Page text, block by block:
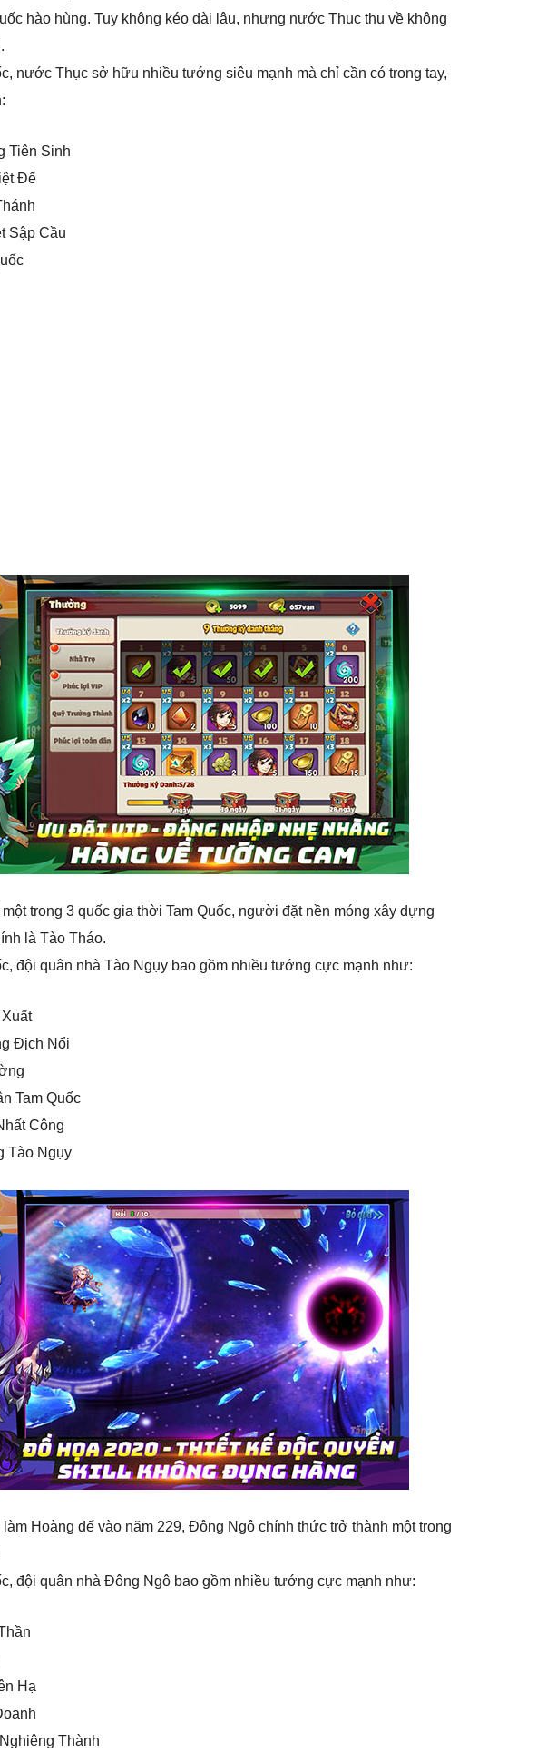
hào hùng. Tuy không kéo dài lâu, nhưng nước Thục thu về không
nước Thục sở hữu nhiều tướng siêu mạnh mà chỉ cần có trong tay,
Tiên Sinh
Đế
Sập Cầu
trong 3 quốc gia thời Tam Quốc, người đặt nền móng xây dựng
là Tào Tháo.
đội quân nhà Tào Ngụy bao gồm nhiều tướng cực mạnh như:
Địch Nổi
Tam Quốc
Công
Tào Ngụy
Hoàng đế vào năm 229, Đông Ngô chính thức trở thành một trong
đội quân nhà Đông Ngô bao gồm nhiều tướng cực mạnh như:
Hạ
Thành